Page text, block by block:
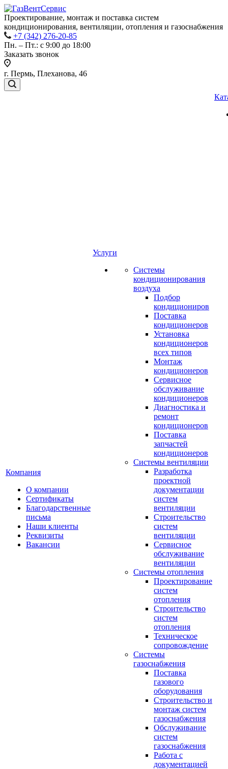
Проектирование, монтаж и поставка систем
кондиционирования, вентиляции, отопления и газоснабжения
+7 (342) 276-20-85
Пн. – Пт.: с 9:00 до 18:00
Заказать звонок
г. Пермь, Плеханова, 46
Компания
О компании
Сертификаты
Благодарственные
письма
Наши клиенты
Реквизиты
Вакансии
Услуги
Системы
кондиционирования
воздуха
Подбор
кондициониров
Поставка
кондиционеров
Установка
кондиционеров
всех типов
Монтаж
кондиционеров
Сервисное
обслуживание
кондиционеров
Диагностика и
ремонт
кондиционеров
Поставка
запчастей
кондиционеров
Системы вентиляции
Разработка
проектной
документации
систем
вентиляции
Строительство
систем
вентиляции
Сервисное
обслуживание
вентиляции
Системы отопления
Проектирование
систем
отопления
Строительство
систем
отопления
Техническое
сопровождение
Системы
газоснабжения
Поставка
газового
оборудования
Строительство и
монтаж систем
газоснабжения
Обслуживание
систем
газоснабжения
Работа с
документацией